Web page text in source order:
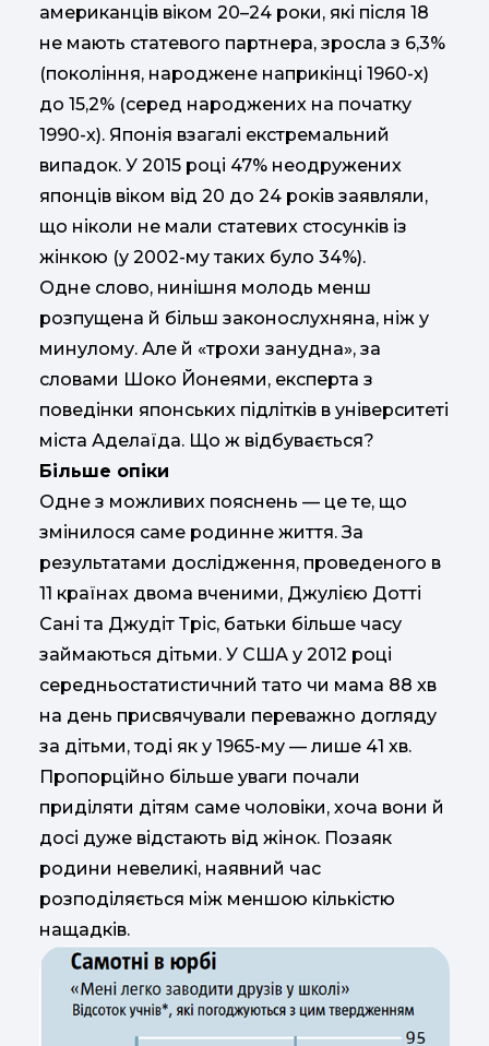
американців віком 20–24 роки, які після 18
не мають статевого партнера, зросла з 6,3%
(покоління, народжене наприкінці 1960-х)
до 15,2% (серед народжених на початку
1990-х). Японія взагалі екстремальний
випадок. У 2015 році 47% неодружених
японців віком від 20 до 24 років заявляли,
що ніколи не мали статевих стосунків із
жінкою (у 2002-му таких було 34%).
Одне слово, нинішня молодь менш
розпущена й більш законослухняна, ніж у
минулому. Але й «трохи занудна», за
словами Шоко Йонеями, експерта з
поведінки японських підлітків в університеті
міста Аделаїда. Що ж відбувається?
Більше опіки
Одне з можливих пояснень — це те, що
змінилося саме родинне життя. За
результатами дослідження, проведеного в
11 країнах двома вченими, Джулією Дотті
Сані та Джудіт Тріс, батьки більше часу
займаються дітьми. У США у 2012 році
середньостатистичний тато чи мама 88 хв
на день присвячували переважно догляду
за дітьми, тоді як у 1965-му — лише 41 хв.
Пропорційно більше уваги почали
приділяти дітям саме чоловіки, хоча вони й
досі дуже відстають від жінок. Позаяк
родини невеликі, наявний час
розподіляється між меншою кількістю
нащадків.